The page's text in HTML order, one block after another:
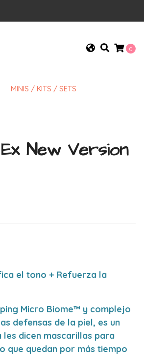
0
MINIS / KITS / SETS
New Version
el tono + Refuerza la
Micro Biome™ y complejo
defensas de la piel, es un
dicen mascarillas para
que quedan por más tiempo